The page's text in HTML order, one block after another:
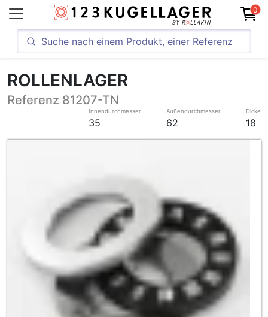
0
ROLLENLAGER
Referenz 81207-TN
Innendurchmesser
35
Außendurchmesser
62
Dicke
18